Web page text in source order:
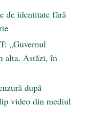
de identitate fără
„Guvernul
alta. Astăzi, în
după
video din mediul